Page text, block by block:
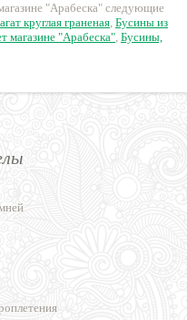
"Арабеска" следующие
круглая граненая, Бусины из
магазине "Арабеска", Бусины,